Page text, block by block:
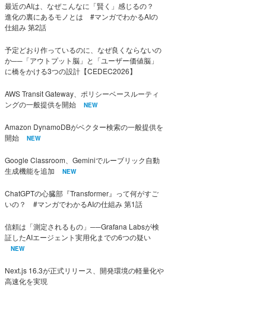
最近のAIは、なぜこんなに「賢く」感じるの？
進化の裏にあるモノとは #マンガでわかるAIの
仕組み 第2話
予定どおり作っているのに、なぜ良くならないの
か──「アウトプット脳」と「ユーザー価値脳」
に橋をかける3つの設計【CEDEC2026】
AWS Transit Gateway、ポリシーベースルーティ
ングの一般提供を開始
NEW
Amazon DynamoDBがベクター検索の一般提供を
開始
NEW
Google Classroom、Geminiでルーブリック自動
生成機能を追加
NEW
ChatGPTの心臓部『Transformer』って何がすご
いの？ #マンガでわかるAIの仕組み 第1話
信頼は「測定されるもの」──Grafana Labsが検
証したAIエージェント実用化までの6つの疑い
NEW
Next.js 16.3が正式リリース、開発環境の軽量化や
高速化を実現